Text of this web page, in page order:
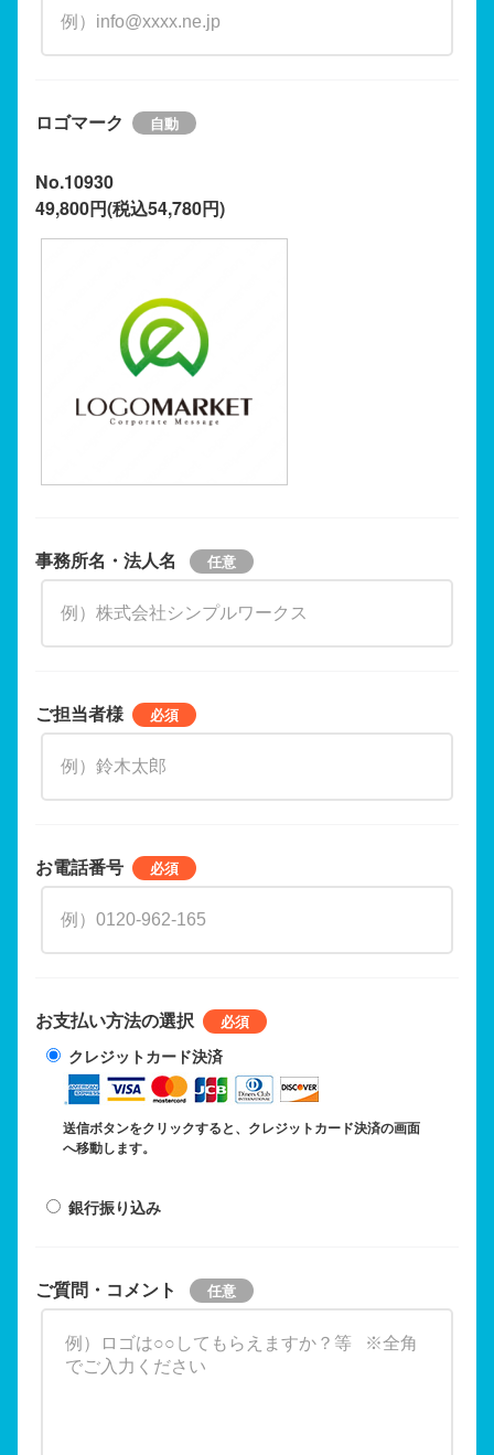
ロゴマーク
No.10930
49,800円(税込54,780円)
事務所名・法人名
ご担当者様
お電話番号
お支払い方法の選択
クレジットカード決済
送信ボタンをクリックすると、クレジットカード決済の画面
へ移動します。
銀行振り込み
ご質問・コメント